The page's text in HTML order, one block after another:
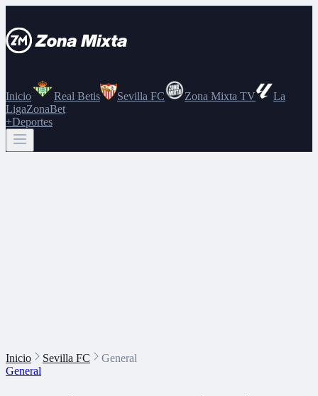
Inicio Real Betis Sevilla FC Zona Mixta TV
La
LigaZonaBet
+Deportes
Inicio Sevilla FC
General
General